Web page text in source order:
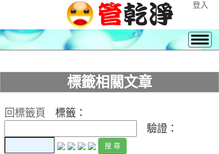
登入
標籤相關文章
回標籤頁
標籤：
驗證：